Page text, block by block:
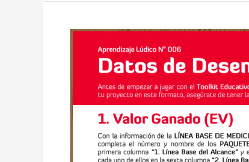
BreakingDown®:
Ganado